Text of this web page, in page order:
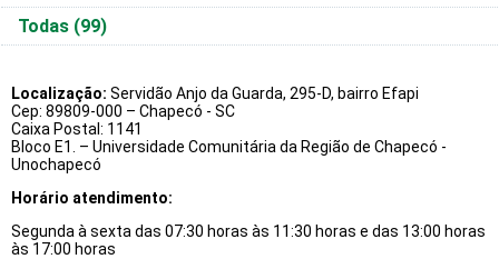
Todas (99)
Localização: Servidão Anjo da Guarda, 295-D, bairro Efapi
Cep: 89809-000 – Chapecó - SC
Caixa Postal: 1141
Bloco E1. – Universidade Comunitária da Região de Chapecó -
Unochapecó
Horário atendimento:
Segunda à sexta das 07:30 horas às 11:30 horas e das 13:00 horas
às 17:00 horas